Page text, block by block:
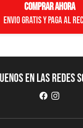
COMPRAR AHORA
Envio Gratis y paga al
en las redes